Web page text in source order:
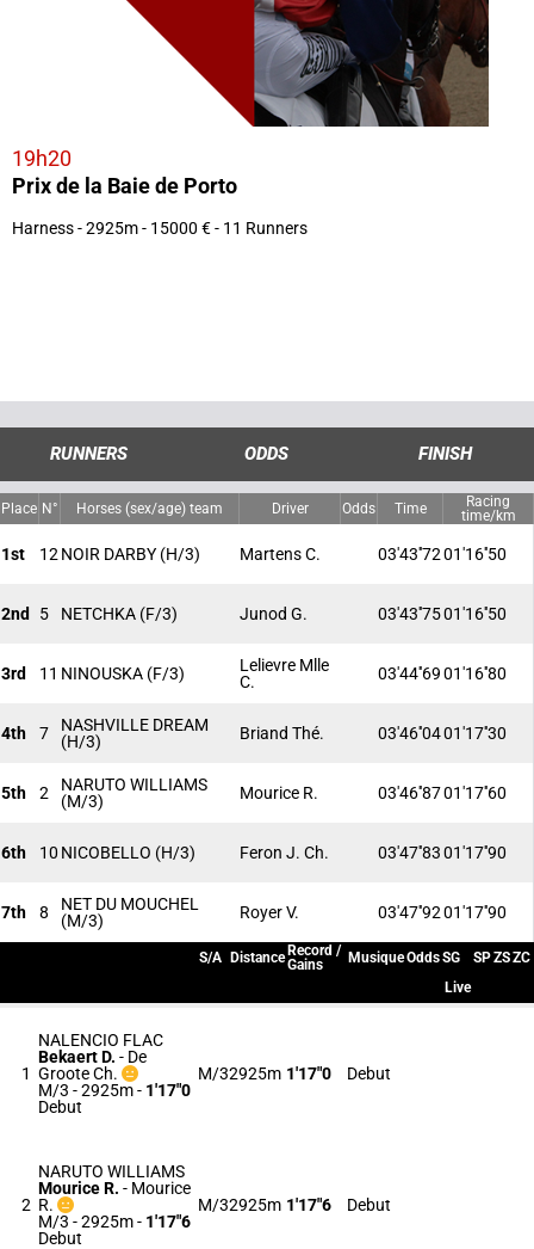
19h20
Prix de la Baie de Porto
Harness - 2925m - 15000 € - 11 Runners
RUNNERS ODDS FINISH
Place N° Horses (sex/age) team Driver Odds Time
Racing
time/km
1st 12 NOIR DARBY (H/3) Martens C. 03'43''7201'16''50
2nd 5 NETCHKA (F/3) Junod G. 03'43''7501'16''50
3rd 11 NINOUSKA (F/3)
Lelievre Mlle
C.
03'44''6901'16''80
4th 7
NASHVILLE DREAM
(H/3)
Briand Thé. 03'46''0401'17''30
5th 2
NARUTO WILLIAMS
(M/3)
Mourice R. 03'46''8701'17''60
6th 10 NICOBELLO (H/3) Feron J. Ch. 03'47''8301'17''90
7th 8
NET DU MOUCHEL
(M/3)
Royer V. 03'47''9201'17''90
S/A Distance Record /
Gains
MusiqueOddsSG SPZSZC
Live
1
NALENCIO FLAC
Bekaert D. - De
Groote Ch.
M/3 - 2925m- 1'17"0
Debut
M/32925m 1'17"0 Debut
2
NARUTO WILLIAMS
Mourice R. - Mourice
R.
M/3 - 2925m- 1'17"6
Debut
M/32925m 1'17"6 Debut